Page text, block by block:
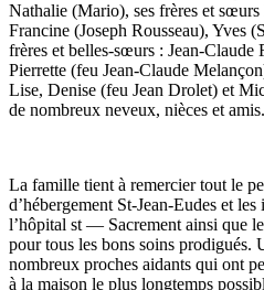
Nathalie (Mario), ses frères et
Francine (Joseph Rousseau), Yves
frères et belles-sœurs : Jean-Claude
Pierrette (feu Jean-Claude
Lise, Denise (feu Jean Drolet) et
de nombreux neveux, nièces et amis.
La famille tient à remercier tout le
d’hébergement St-Jean-Eudes et
l’hôpital st — Sacrement ainsi que
pour tous les bons soins prodigués.
nombreux proches aidants qui ont
à la maison le plus longtemps